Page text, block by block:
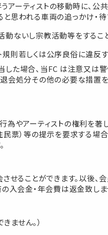
アーティストの移動時に、公
と思われる車両の追っかけ・
動ないし宗教活動等をするこ
規則若しくは公序良俗に違
た場合、当FC は注意又は
会処分その他の必要な措置
為やアーティストの権利を著
票）等の提示を要求する場
せることができます。以後
入会金・年会費は返金致しま
ません。）